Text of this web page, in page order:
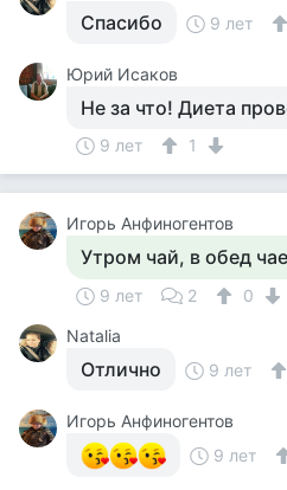
Спасибо 9 лет
Юрий Исаков
Не за что! Диета
9 лет 1
Игорь Анфиногентов
Утром чай, в обед
9 лет 2
0
Natalia
Отлично 9 лет
Игорь Анфиногентов
9 лет